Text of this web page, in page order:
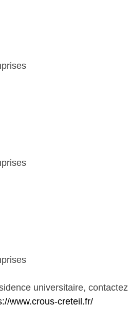
universitaire,
www.crous-creteil.fr/